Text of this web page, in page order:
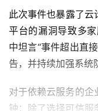
评
V
P
教
此次事件也暴露了
平台的漏洞导致多
中坦言“事件超出直
告，并持续加强系统
对于依赖云服务的企
钟：除了选择可信服